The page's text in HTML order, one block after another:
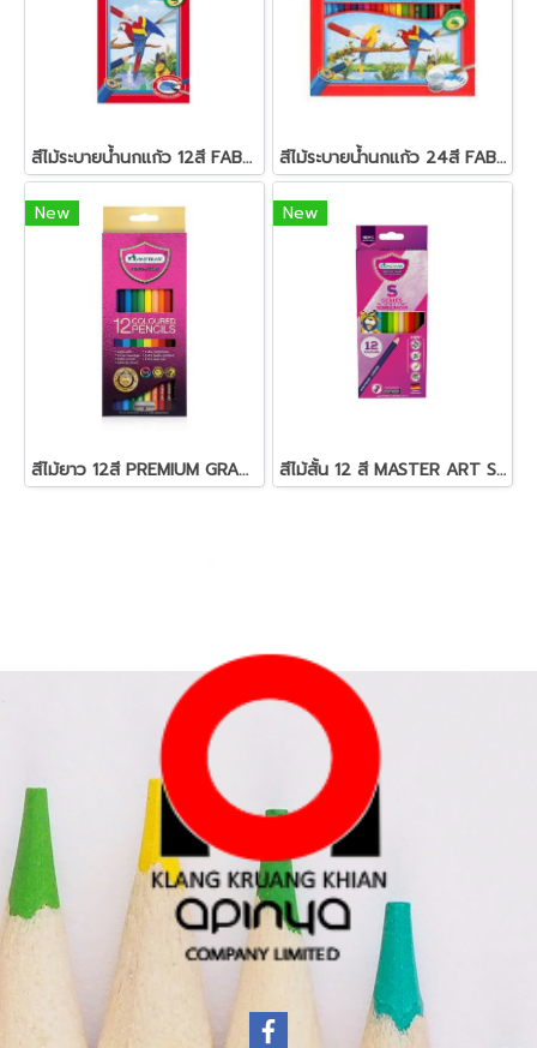
สีไม้ระบายน้ำนกแก้ว 12สี FABER-CASTELL สีไม้ระบายน้ำนกแก้ว 24สี FABER-CASTELL
New
สีไม้ยาว 12สี PREMIUM GRADE MASTER-ART
New
สีไม้สั้น 12 สี MASTER ART S-SERIES